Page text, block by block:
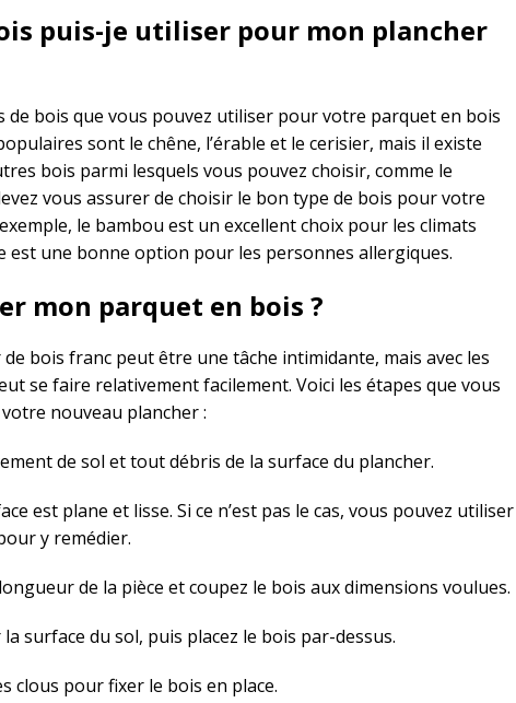
puis-je utiliser pour mon plancher
de bois que vous pouvez utiliser pour votre parquet en bois
sont le chêne, l’érable et le cerisier, mais il existe
bois parmi lesquels vous pouvez choisir, comme le
vous assurer de choisir le bon type de bois pour votre
le bambou est un excellent choix pour les climats
est une bonne option pour les personnes allergiques.
mon parquet en bois ?
de bois franc peut être une tâche intimidante, mais avec les
se faire relativement facilement. Voici les étapes que vous
nouveau plancher :
de sol et tout débris de la surface du plancher.
est plane et lisse. Si ce n’est pas le cas, vous pouvez utiliser
y remédier.
de la pièce et coupez le bois aux dimensions voulues.
surface du sol, puis placez le bois par-dessus.
clous pour fixer le bois en place.